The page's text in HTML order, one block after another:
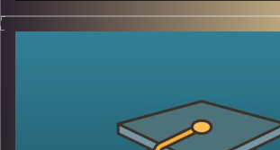
שדיברנו עם ד׳׳ר מאיר ג׳בדנפר, איראן
מחאה מתמשכת, דיכוי אלים שבו נהרגו
מה באמת קורה בתוך איראן היום, איך
עד כמה המשטר מרגיש מאוים, ואיך כל
לישראל, ולמה שאנחנו רואים בכותרות.